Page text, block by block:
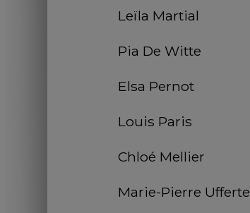
Leïla Martial
Pia De Witte
Elsa Pernot
Louis Paris
Chloé Mellier
Marie-Pierre Ufferte